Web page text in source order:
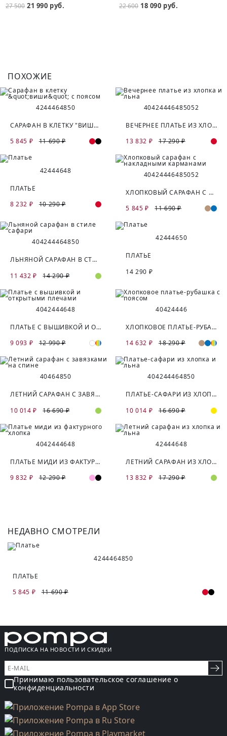
27 500 21 990 руб. 22 600 18 090 руб.
ПОХОЖИЕ
4244464850
САРАФАН В КЛЕТКУ "ВИШИ" С ПОЯСОМ
5 845 ₽
11 690 ₽
40424446485052
ВЕЧЕРНЕЕ ПЛАТЬЕ ИЗ ХЛОПКА И ЛЬНА
13 832 ₽
17 290 ₽
42444648
ПЛАТЬЕ
8 232 ₽
10 290 ₽
40424446485052
ХЛОПКОВЫЙ САРАФАН С НАКЛАДНЫМИ КАРМАНАМИ
5 845 ₽
11 690 ₽
404244464850
ЛЬНЯНОЙ САРАФАН В СТИЛЕ САФАРИ
11 432 ₽
14 290 ₽
42444650
ПЛАТЬЕ
14 290 ₽
4042444648
ПЛАТЬЕ С ВЫШИВКОЙ И ОТКРЫТЫМИ ПЛЕЧАМИ
9 093 ₽
12 990 ₽
40424446
ХЛОПКОВОЕ ПЛАТЬЕ-РУБАШКА С ПОЯСОМ
14 632 ₽
18 290 ₽
40464850
ЛЕТНИЙ САРАФАН С ЗАВЯЗКАМИ НА СПИНЕ
10 014 ₽
16 690 ₽
404244464850
ПЛАТЬЕ-САФАРИ ИЗ ХЛОПКА И ЛЬНА
10 014 ₽
16 690 ₽
4042444648
ПЛАТЬЕ МИДИ ИЗ ФАКТУРНОГО ХЛОПКА
9 832 ₽
12 290 ₽
42444648
ЛЕТНИЙ САРАФАН ИЗ ХЛОПКА И ЛЬНА
13 832 ₽
17 290 ₽
НЕДАВНО СМОТРЕЛИ
4244464850
ПЛАТЬЕ
5 845 ₽
11 690 ₽
ПОДПИСКА НА НОВОСТИ И СКИДКИ
Принимаю пользовательское соглашение о
конфиденциальности